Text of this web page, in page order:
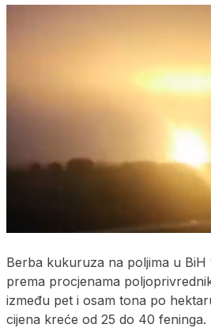
Berba kukuruza na poljima u BiH
prema procjenama
između pet i osam tona po
cijena kreće od 25 do 40 feninga.